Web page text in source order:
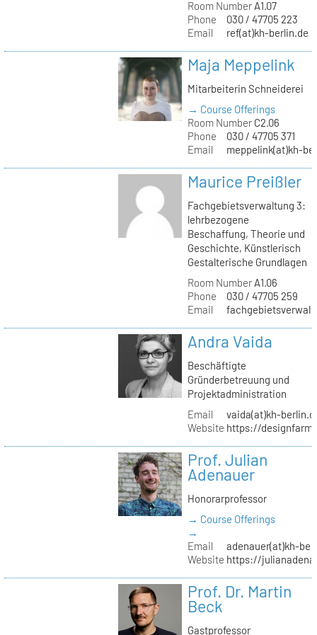
Room NumberA1.07
Phone
030 / 47705 223
Email
ref(at)kh-berlin.de
Maja Meppelink
Mitarbeiterin Schneiderei
→ Course Offerings
Room NumberC2.06
Phone
030 / 47705 371
Email
meppelink(at)kh-
Maurice Preißler
Fachgebietsverwaltung 3:
lehrbezogene
Beschaffung, Theorie und
Geschichte, Künstlerisch
Gestalterische Grundlagen
Room NumberA1.06
Phone
030 / 47705 259
Email
Andra Vaida
Beschäftigte
Gründerbetreuung und
Projektadministration
Email
vaida(at)kh-
Website https://
Prof. Julian
Adenauer
Honorarprofessor
→ Course Offerings
→
Email
adenauer(at)kh-
Website https://
Prof. Dr. Martin
Beck
Gastprofessor